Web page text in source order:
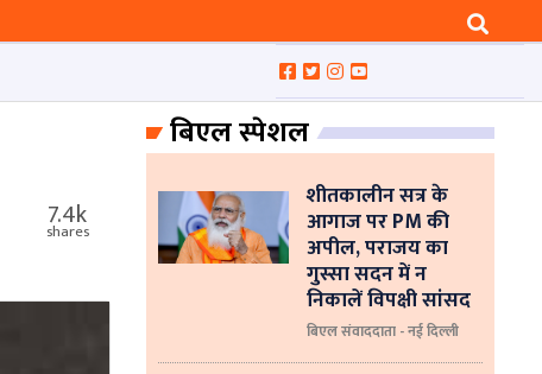
7.4k
shares
बिएल स्पेशल
शीतकालीन सत्र के
आगाज पर PM की
अपील, पराजय का
गुस्सा सदन में न
निकालें विपक्षी सांसद
बिएल संवाददाता - नई दिल्ली